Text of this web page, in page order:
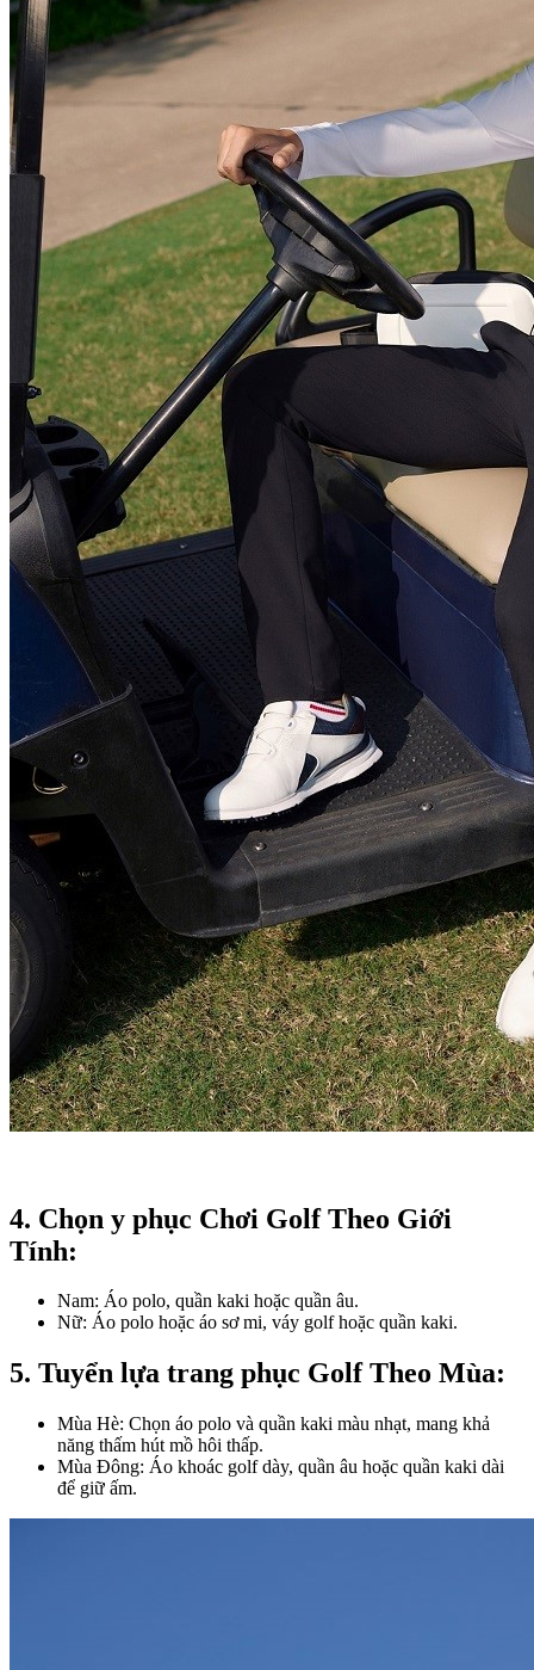
4. Chọn y phục Chơi Golf Theo Giới
Tính:​
Nam: Áo polo, quần kaki hoặc quần âu.
Nữ: Áo polo hoặc áo sơ mi, váy golf hoặc quần kaki.
5. Tuyển lựa trang phục Golf Theo Mùa:​
Mùa Hè: Chọn áo polo và quần kaki màu nhạt, mang khả
năng thấm hút mồ hôi thấp.
Mùa Đông: Áo khoác golf dày, quần âu hoặc quần kaki dài
để giữ ấm.